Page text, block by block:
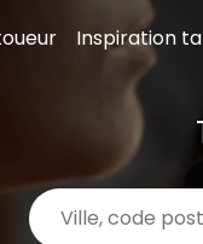
Inspiration